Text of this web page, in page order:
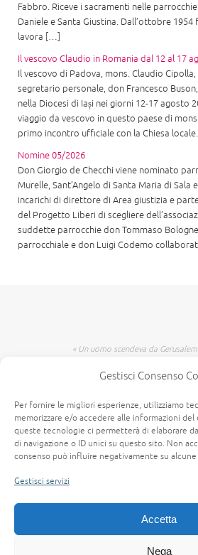
Gestisci Consenso
Per fornire le migliori esperienze, utilizziamo
memorizzare e/o accedere alle informazioni del
queste tecnologie ci permetterà di elaborare
di navigazione o ID unici su questo sito. Non
consenso può influire negativamente su
Gestisci servizi
Accetta
Nega
Fabbro. Riceve i sacramenti nelle
Daniele e Santa Giustina. Dall’ottobre
lavora […]
Il vescovo Claudio in Romania dal 12 al 17
Il vescovo di Padova, mons. Claudio
segretario personale, don Francesco
nella Diocesi di Iași nei giorni 12-17 agosto
viaggio da vescovo in questo paese di
primo incontro ufficiale con la Chiesa
Nomine 05/2026
Don Giorgio de Checchi viene nominato
Murelle, Sant’Angelo di Santa Maria di Sala
incarichi di direttore di Area giustizia e
del Progetto Liberi di scegliere
suddette parrocchie don Tommaso
parrocchiale e don Luigi Codemo
« Un uomo scendeva da
percossero e poi se ne andarono,
per quella medesima strada e
passò oltre dall'altra parte.
giunto in quel luogo, lo vide e
un Samaritano, che era in
accanto lo vide e n'ebbe
all'albergatore, dicendo: Abbi
che spenderai in più, te lo
ritorno. » (Vangelo secondo Luca,